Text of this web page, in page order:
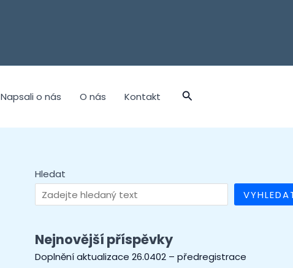
Napsali o nás O nás Kontakt
Hledat
Nejnovější příspěvky
Doplnění aktualizace 26.0402 – předregistrace